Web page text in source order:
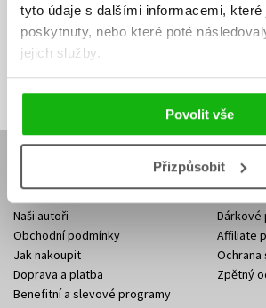
tyto údaje s dalšími informacemi,
poskytnuty, nebo které poté
jejich služby.
Povolit vše
Přizpůsobit
sleva, jaká běží soutěž o ceny? Přihlášením k
mailových novineksouhlasíte se zpracováním
Vaše e-
mailová
Vaše e-
mailová
Vaše e-mailová adresa
Naši autoři
Obchodní podmínky
Jak nakoupit
Doprava a platba
Benefitní a slevové programy
Dárkové
Affiliate
Zpětný